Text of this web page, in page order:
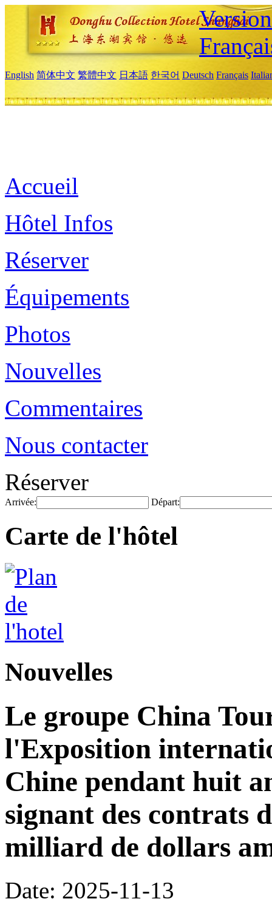
English 简体中文 繁體中文 日本語 한국어 Deutsch Français
Accueil
Hôtel Infos
Réserver
Équipements
Photos
Nouvelles
Commentaires
Nous contacter
Réserver
Arrivée: Départ:
Carte de l'hôtel
Nouvelles
Le groupe China
l'Exposition
Chine pendant huit
signant des contrats
milliard de dollars
Date: 2025-11-13